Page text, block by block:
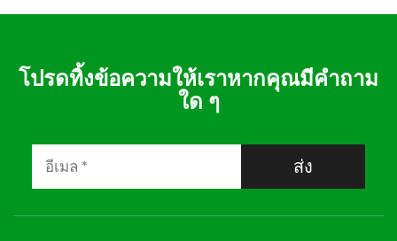
โปรดทิ้งข้อความให้เราหากคุณมีคำถาม
ใด ๆ
ส่ง